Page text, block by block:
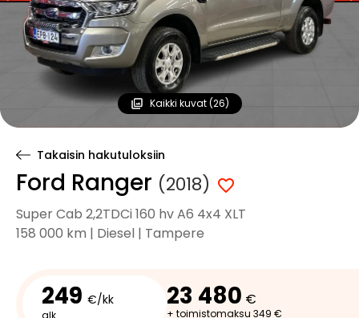
Kaikki kuvat (26)
Takaisin hakutuloksiin
Ford Ranger (2018)
Super Cab 2,2TDCi 160 hv A6 4x4 XLT
158 000 km | Diesel | Tampere
249 €/kk
alk.
23 480 €
+ toimistomaksu 349 €